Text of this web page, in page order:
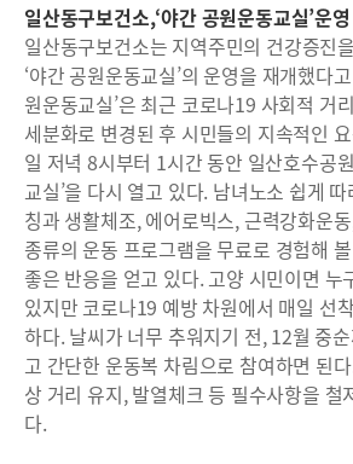
일산동구보건소,‘야간 공원운동교실’운
일산동구보건소는 지역주민의 건강증진
‘야간 공원운동교실’의 운영을 재개했다
원운동교실’은 최근 코로나19 사회적 거
세분화로 변경된 후 시민들의 지속적인
일 저녁 8시부터 1시간 동안 일산호수공
교실’을 다시 열고 있다. 남녀노소 쉽게
칭과 생활체조, 에어로빅스, 근력강화운
종류의 운동 프로그램을 무료로 경험해
좋은 반응을 얻고 있다. 고양 시민이면 누
있지만 코로나19 예방 차원에서 매일 선
하다. 날씨가 너무 추워지기 전, 12월 중
고 간단한 운동복 차림으로 참여하면 된
상 거리 유지, 발열체크 등 필수사항을 철
다.